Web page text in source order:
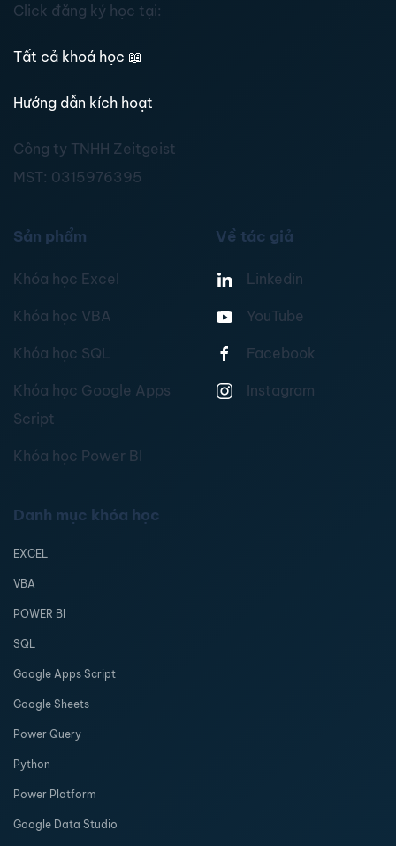
Click đăng ký học tại:
Tất cả khoá học 📖
Hướng dẫn kích hoạt
Công ty TNHH Zeitgeist
MST: 0315976395
Sản phẩm
Khóa học Excel
Khóa học VBA
Khóa học SQL
Khóa học Google Apps
Script
Khóa học Power BI
Về tác giả
Linkedin
YouTube
Facebook
Instagram
Danh mục khóa học
EXCEL
VBA
POWER BI
SQL
Google Apps Script
Google Sheets
Power Query
Python
Power Platform
Google Data Studio